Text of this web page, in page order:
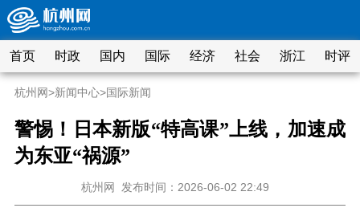
首页 时政 国内 国际 经济 社会 浙江 时评
杭州网>新闻中心>国际新闻
警惕！日本新版“特高课”上线，加速成
为东亚“祸源”
杭州网 发布时间：2026-06-02 22:49